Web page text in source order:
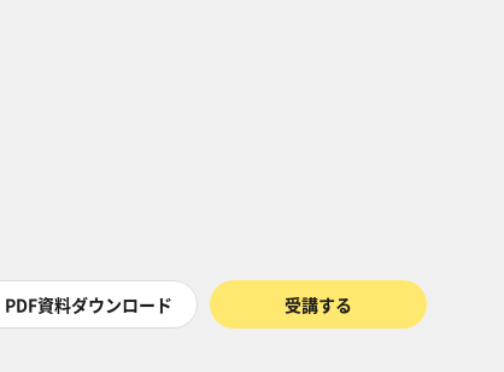
PDF資料ダウンロード 受講する